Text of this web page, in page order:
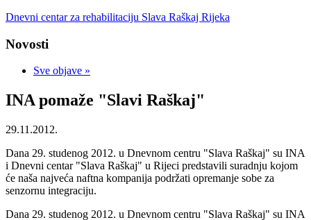
Dnevni centar za rehabilitaciju Slava Raškaj Rijeka
Novosti
Sve objave »
INA pomaže "Slavi Raškaj"
29.11.2012.
Dana 29. studenog 2012. u Dnevnom centru "Slava Raškaj" su INA
i Dnevni centar "Slava Raškaj" u Rijeci predstavili suradnju kojom
će naša najveća naftna kompanija podržati opremanje sobe za
senzornu integraciju.
Dana 29. studenog 2012. u Dnevnom centru "Slava Raškaj" su INA